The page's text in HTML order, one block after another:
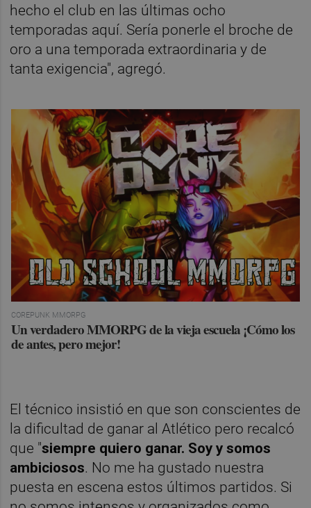
hecho el club en las últimas ocho
temporadas aquí. Sería ponerle el broche de
oro a una temporada extraordinaria y de
tanta exigencia", agregó.
COREPUNK MMORPG
Un verdadero MMORPG de la vieja escuela ¡Cómo los
de antes, pero mejor!
El técnico insistió en que son conscientes de
la dificultad de ganar al Atlético pero recalcó
que "siempre quiero ganar. Soy y somos
ambiciosos. No me ha gustado nuestra
puesta en escena estos últimos partidos. Si